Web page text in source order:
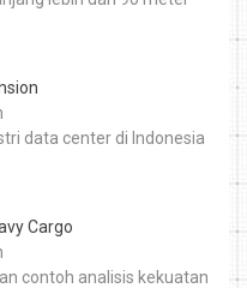
data center di Indonesia
Cargo
contoh analisis kekuatan